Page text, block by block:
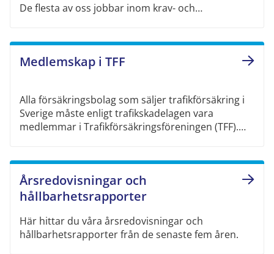
De flesta av oss jobbar inom krav- och
Medlemskap i TFF
Alla försäkringsbolag som säljer trafikförsäkring i
Sverige måste enligt trafikskadelagen vara
medlemmar i Trafikförsäkringsföreningen (TFF).
verksamhet. På så sätt garanteras att de som
drabbas av skador av oförsäkrade, okända och
utländska fordon får hjälp.
Årsredovisningar och
hållbarhetsrapporter
Här hittar du våra årsredovisningar och
hållbarhetsrapporter från de senaste fem åren.